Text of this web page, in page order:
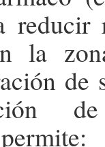
reducir
la
de
permite: